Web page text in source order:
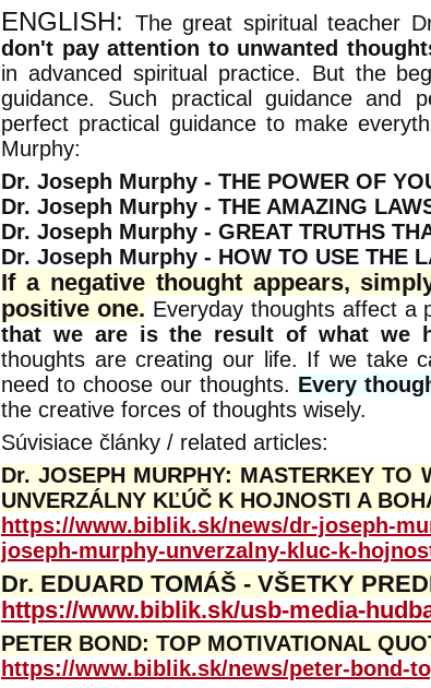
ENGLISH: The great spiritual teacher
don't pay attention to unwanted
in advanced spiritual practice. But the
guidance. Such practical guidance and
perfect practical guidance to make
Murphy:
Dr. Joseph Murphy - THE POWER OF
Dr. Joseph Murphy - THE AMAZING
Dr. Joseph Murphy - GREAT TRUTHS
Dr. Joseph Murphy - HOW TO USE THE
If a negative thought appears,
positive one. Everyday thoughts affect a
that we are is the result of what we
thoughts are creating our life. If we take
need to choose our thoughts. Every
the creative forces of thoughts wisely.
Súvisiace články / related articles:
Dr. JOSEPH MURPHY: MASTERKEY TO
UNVERZÁLNY KĽÚČ K HOJNOSTI A
https://www.biblik.sk/news/dr-joseph-
joseph-murphy-unverzalny-kluc-k-
Dr. EDUARD TOMÁŠ - VŠETKY
https://www.biblik.sk/usb-media-
PETER BOND: TOP MOTIVATIONAL
https://www.biblik.sk/news/peter-bond-